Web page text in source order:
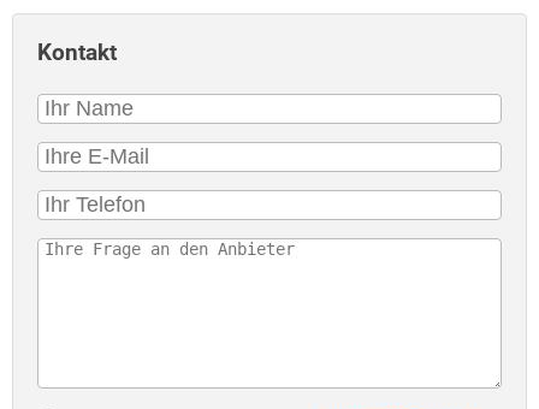
Kontakt